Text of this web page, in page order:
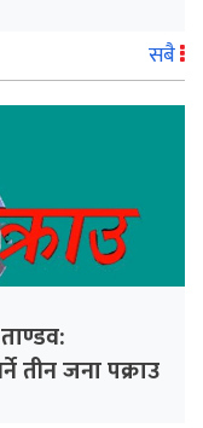
सबै
तीन जना पक्राउ